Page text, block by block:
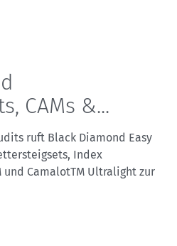
CAMs &...
ruft Black Diamond Easy
Index
und CamalotTM Ultralight zur